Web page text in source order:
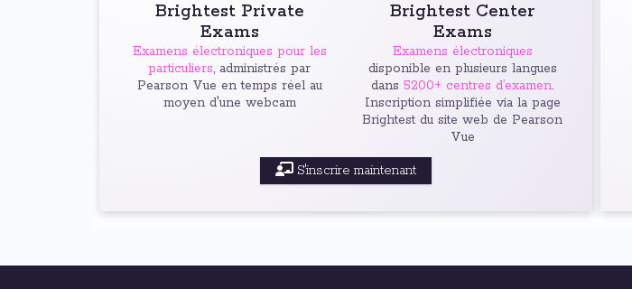
Brightest Private
Exams
Examens électroniques pour les
particuliers, administrés par
Pearson Vue en temps réel au
moyen d'une webcam
Brightest Center
Exams
Examens électroniques
disponible en plusieurs langues
dans 5200+ centres d’examen.
Inscription simplifiée via la page
Brightest du site web de Pearson
Vue
S'inscrire maintenant